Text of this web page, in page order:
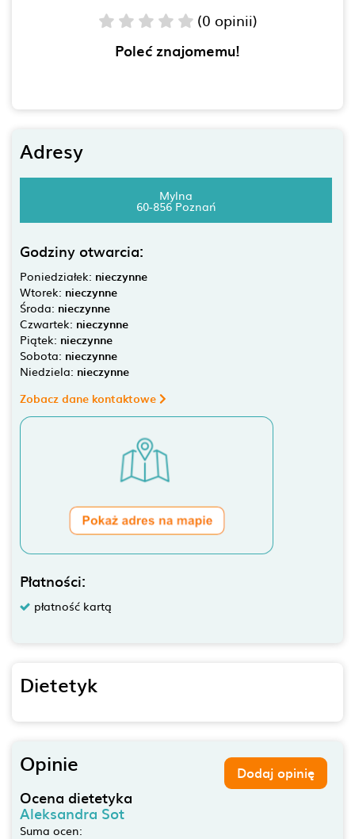
(0 opinii)
Poleć znajomemu!
Adresy
Mylna
60-856 Poznań
Godziny otwarcia:
Poniedziałek: nieczynne
Wtorek: nieczynne
Środa: nieczynne
Czwartek: nieczynne
Piątek: nieczynne
Sobota: nieczynne
Niedziela: nieczynne
Zobacz dane kontaktowe
Płatności:
płatność kartą
Dietetyk
Opinie Dodaj opinię
Ocena dietetyka
Aleksandra Sot
Suma ocen: